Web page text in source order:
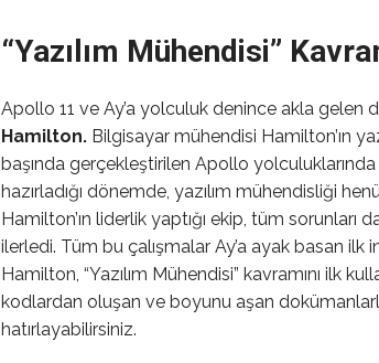
“Yazılım Mühendisi”
Apollo 11 ve Ay’a yolculuk denince akla gelen
Hamilton. Bilgisayar mühendisi Hamilton’ın
başında gerçekleştirilen Apollo yolculuklarında
hazırladığı dönemde, yazılım mühendisliği
Hamilton’ın liderlik yaptığı ekip, tüm
ilerledi. Tüm bu çalışmalar Ay’a ayak basan ilk
Hamilton, “Yazılım Mühendisi” kavramını ilk
kodlardan oluşan ve boyunu aşan
hatırlayabilirsiniz.